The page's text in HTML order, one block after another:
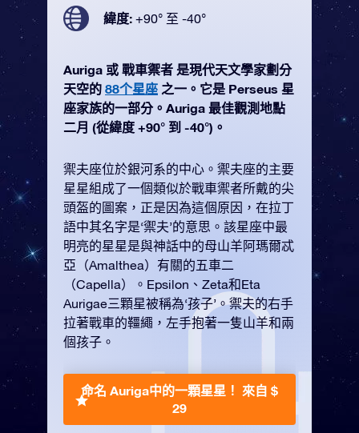
緯度: +90° 至 -40°
Auriga 或 戰車禦者 是現代天文學家劃分
天空的 88个星座 之一。它是 Perseus 星
座家族的一部分。Auriga 最佳觀測地點
二月 (從緯度 +90° 到 -40°)。
禦夫座位於銀河系的中心。禦夫座的主要
星星組成了一個類似於戰車禦者所戴的尖
頭盔的圖案，正是因為這個原因，在拉丁
語中其名字是‘禦夫’的意思。該星座中最
明亮的星星是與神話中的母山羊阿瑪爾忒
亞（Amalthea）有關的五車二
（Capella）。Epsilon、Zeta和Eta
Aurigae三顆星被稱為‘孩子’。禦夫的右手
拉著戰車的韁繩，左手抱著一隻山羊和兩
個孩子。
命名 Auriga中的一顆星星！ 來自 $
29